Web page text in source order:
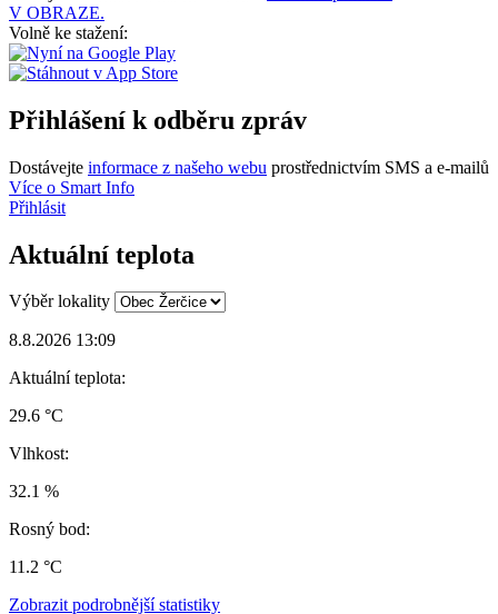
V OBRAZE.
Volně ke stažení:
Přihlášení k odběru zpráv
Dostávejte informace z našeho webu prostřednictvím SMS a e-mailů
Více o Smart Info
Přihlásit
Aktuální teplota
Výběr lokality
8.8.2026 13:09
Aktuální teplota:
29.6 °C
Vlhkost:
32.1 %
Rosný bod:
11.2 °C
Zobrazit podrobnější statistiky